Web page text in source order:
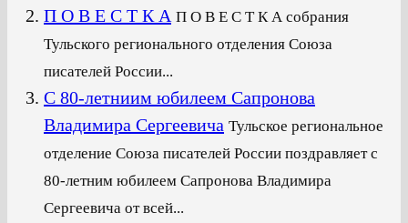
П О В Е С Т К А П О В Е С Т К А собрания
Тульского регионального отделения Союза
писателей России...
С 80-летниим юбилеем Сапронова
Владимира Сергеевича Тульское региональное
отделение Союза писателей России поздравляет с
80-летним юбилеем Сапронова Владимира
Сергеевича от всей...